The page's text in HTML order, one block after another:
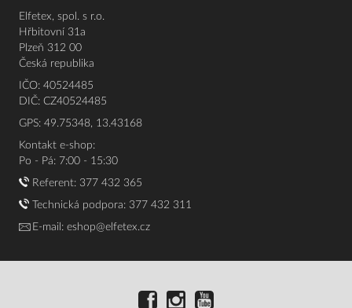
Elfetex, spol. s r.o.
Hřbitovní 31a
Plzeň 312 00
Česká republika
IČO: 40524485
DIČ: CZ40524485
GPS: 49.75348, 13.43168
Kontakt e-shop:
Po - Pá: 7:00 - 15:30
Referent: 377 432 365
Technická podpora: 377 432 311
E-mail: eshop@elfetex.cz